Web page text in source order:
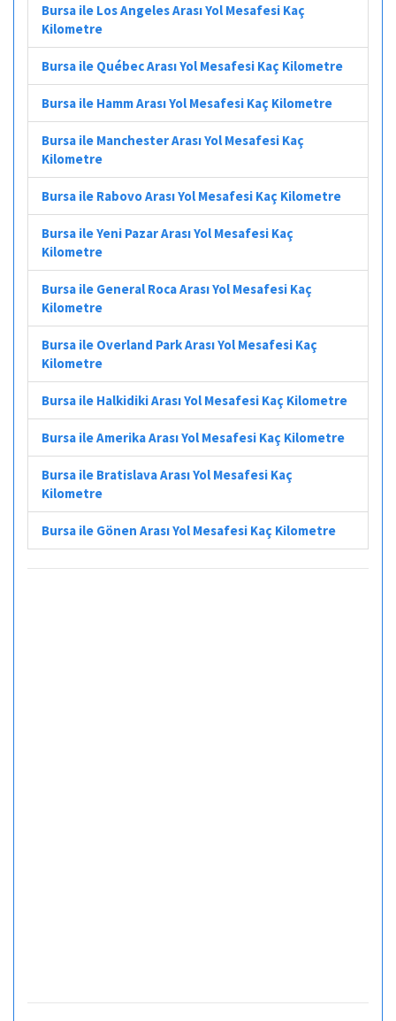
Bursa ile Los Angeles Arası Yol Mesafesi Kaç
Kilometre
Bursa ile Québec Arası Yol Mesafesi Kaç Kilometre
Bursa ile Hamm Arası Yol Mesafesi Kaç Kilometre
Bursa ile Manchester Arası Yol Mesafesi Kaç
Kilometre
Bursa ile Rabovo Arası Yol Mesafesi Kaç Kilometre
Bursa ile Yeni Pazar Arası Yol Mesafesi Kaç
Kilometre
Bursa ile General Roca Arası Yol Mesafesi Kaç
Kilometre
Bursa ile Overland Park Arası Yol Mesafesi Kaç
Kilometre
Bursa ile Halkidiki Arası Yol Mesafesi Kaç Kilometre
Bursa ile Amerika Arası Yol Mesafesi Kaç Kilometre
Bursa ile Bratislava Arası Yol Mesafesi Kaç
Kilometre
Bursa ile Gönen Arası Yol Mesafesi Kaç Kilometre